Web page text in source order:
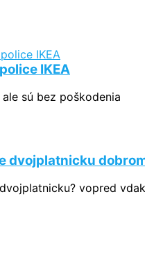
IKEA
sú bez poškodenia
dvojplatnicku
vopred